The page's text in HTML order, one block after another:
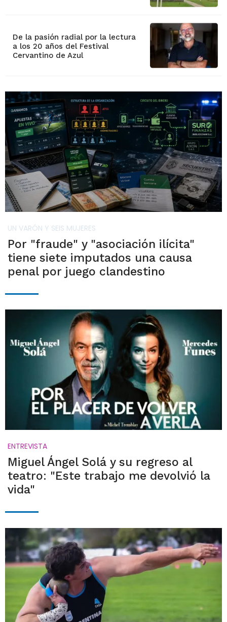
De la pasión radial por la lectura
a los 20 años del Festival
Cervantino de Azul
UN VARÓN Y SEIS MUJERES
Por "fraude" y "asociación ilícita"
tiene siete imputados una causa
penal por juego clandestino
ENTREVISTA
Miguel Ángel Solá y su regreso al
teatro: "Este trabajo me devolvió la
vida"